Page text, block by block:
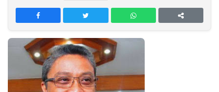
PT
TREETAN
INDONESIA